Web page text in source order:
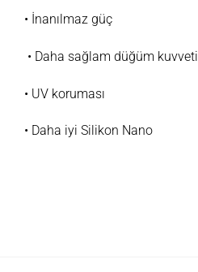
• İnanılmaz güç
• Daha sağlam düğüm kuvveti
• UV koruması
• Daha iyi Silikon Nano